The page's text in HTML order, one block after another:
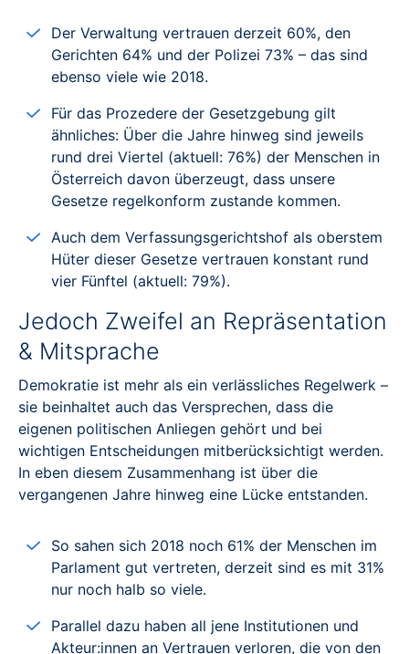
Der Verwaltung vertrauen derzeit 60%, den
Gerichten 64% und der Polizei 73% – das sind
ebenso viele wie 2018.
Für das Prozedere der Gesetzgebung gilt
ähnliches: Über die Jahre hinweg sind jeweils
rund drei Viertel (aktuell: 76%) der Menschen in
Österreich davon überzeugt, dass unsere
Gesetze regelkonform zustande kommen.
Auch dem Verfassungsgerichtshof als oberstem
Hüter dieser Gesetze vertrauen konstant rund
vier Fünftel (aktuell: 79%).
Jedoch Zweifel an Repräsentation
& Mitsprache
Demokratie ist mehr als ein verlässliches Regelwerk –
sie beinhaltet auch das Versprechen, dass die
eigenen politischen Anliegen gehört und bei
wichtigen Entscheidungen mitberücksichtigt werden.
In eben diesem Zusammenhang ist über die
vergangenen Jahre hinweg eine Lücke entstanden.
So sahen sich 2018 noch 61% der Menschen im
Parlament gut vertreten, derzeit sind es mit 31%
nur noch halb so viele.
Parallel dazu haben all jene Institutionen und
Akteur:innen an Vertrauen verloren, die von den